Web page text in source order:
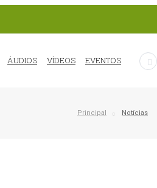
ÁUDIOS VÍDEOS EVENTOS
Principal Notícias